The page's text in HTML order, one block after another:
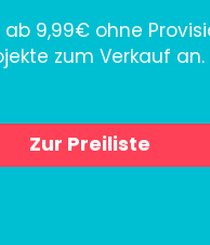
9,99€ ohne
zum Verkauf an.
Zur Preiliste